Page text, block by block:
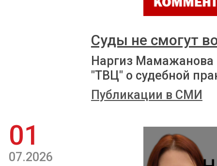
Суды не смогут
Наргиз Мамажанова
"ТВЦ" о судебной
Публикации в СМИ
01
07.2026